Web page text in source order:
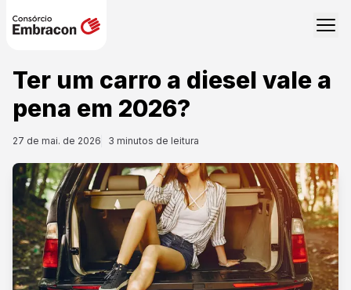
Ter um carro a diesel vale a
pena em 2026?
27 de mai. de 2026 3 minutos de leitura